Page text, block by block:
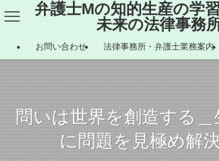
弁護士Mの知的生産の学
未来の法律事務
お問い合わせ 法律事務所・弁護士業務案内
問いは世界を創造する＿
に問題を見極め解